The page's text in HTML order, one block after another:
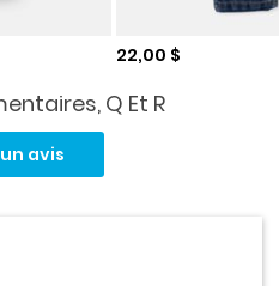
Prix de solde
22,00 $
Q Et R
avis